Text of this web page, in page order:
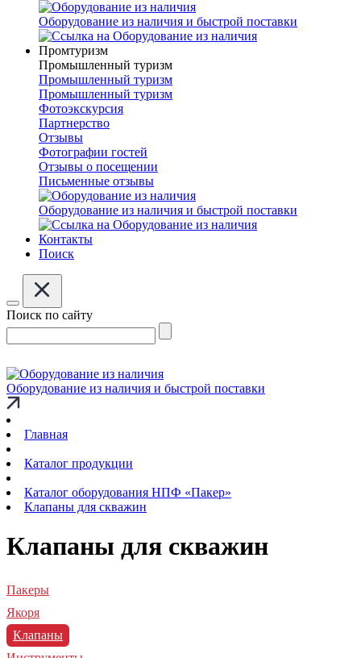
Оборудование из наличия и быстрой поставки
Промтуризм
Промышленный туризм
Промышленный туризм
Промышленный туризм
Фотоэкскурсия
Партнерство
Отзывы
Фотографии гостей
Отзывы о посещении
Письменные отзывы
Оборудование из наличия и быстрой поставки
Контакты
Поиск
Поиск по сайту
Оборудование из наличия и быстрой поставки
Главная
Каталог продукции
Каталог оборудования НПФ «Пакер»
Клапаны для скважин
Клапаны для скважин
Пакеры
Якоря
Клапаны